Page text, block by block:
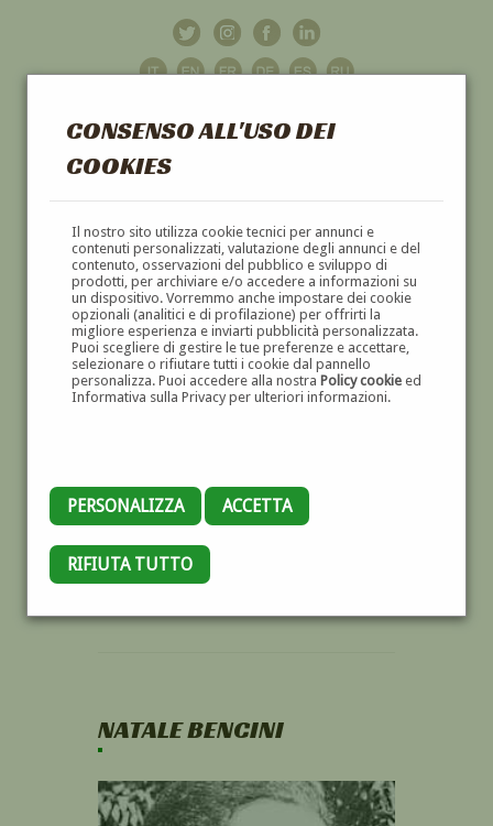
CONSENSO ALL'USO DEI
COOKIES
Il nostro sito utilizza cookie tecnici per annunci e
contenuti personalizzati, valutazione degli annunci e del
contenuto, osservazioni del pubblico e sviluppo di
prodotti, per archiviare e/o accedere a informazioni su
un dispositivo. Vorremmo anche impostare dei cookie
opzionali (analitici e di profilazione) per offrirti la
migliore esperienza e inviarti pubblicità personalizzata.
Puoi scegliere di gestire le tue preferenze e accettare,
selezionare o rifiutare tutti i cookie dal pannello
personalizza. Puoi accedere alla nostra Policy cookieed
Informativa sulla Privacy per ulteriori informazioni.
PERSONALIZZA ACCETTA
RIFIUTA TUTTO
GALLERIAD'ARTE
DIPINTI E SCULTURE '800 E '900
NATALE BENCINI